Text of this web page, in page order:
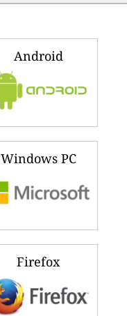
Android
Windows PC
Firefox